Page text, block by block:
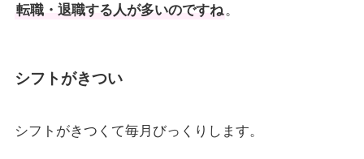
転職・退職する人が多いのですね 。
シフトがきつい
シフトがきつくて毎月びっくりします。